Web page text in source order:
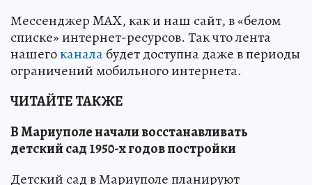
Мессенджер MAX, как и наш сайт, в «белом
списке» интернет-ресурсов. Так что лента
нашегоканалабудет доступна даже в периоды
ограничений мобильного интернета.
ЧИТАЙТЕ ТАКЖЕ
В Мариуполе начали восстанавливать
детский сад 1950-х годов постройки
Детский сад в Мариуполе планируют